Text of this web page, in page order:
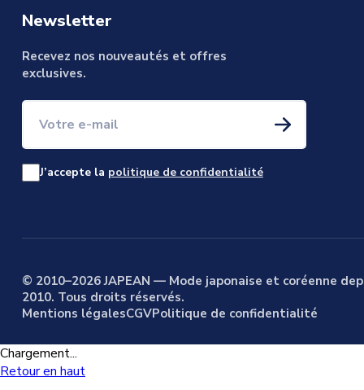
Newsletter
Recevez nos nouveautés et offres
exclusives.
J’accepte la politique de confidentialité
© 2010–2026 JAPEAN — Mode japonaise et coréenne
2010. Tous droits réservés.
Mentions légalesCGVPolitique de confidentialité
Chargement...
Retour en haut